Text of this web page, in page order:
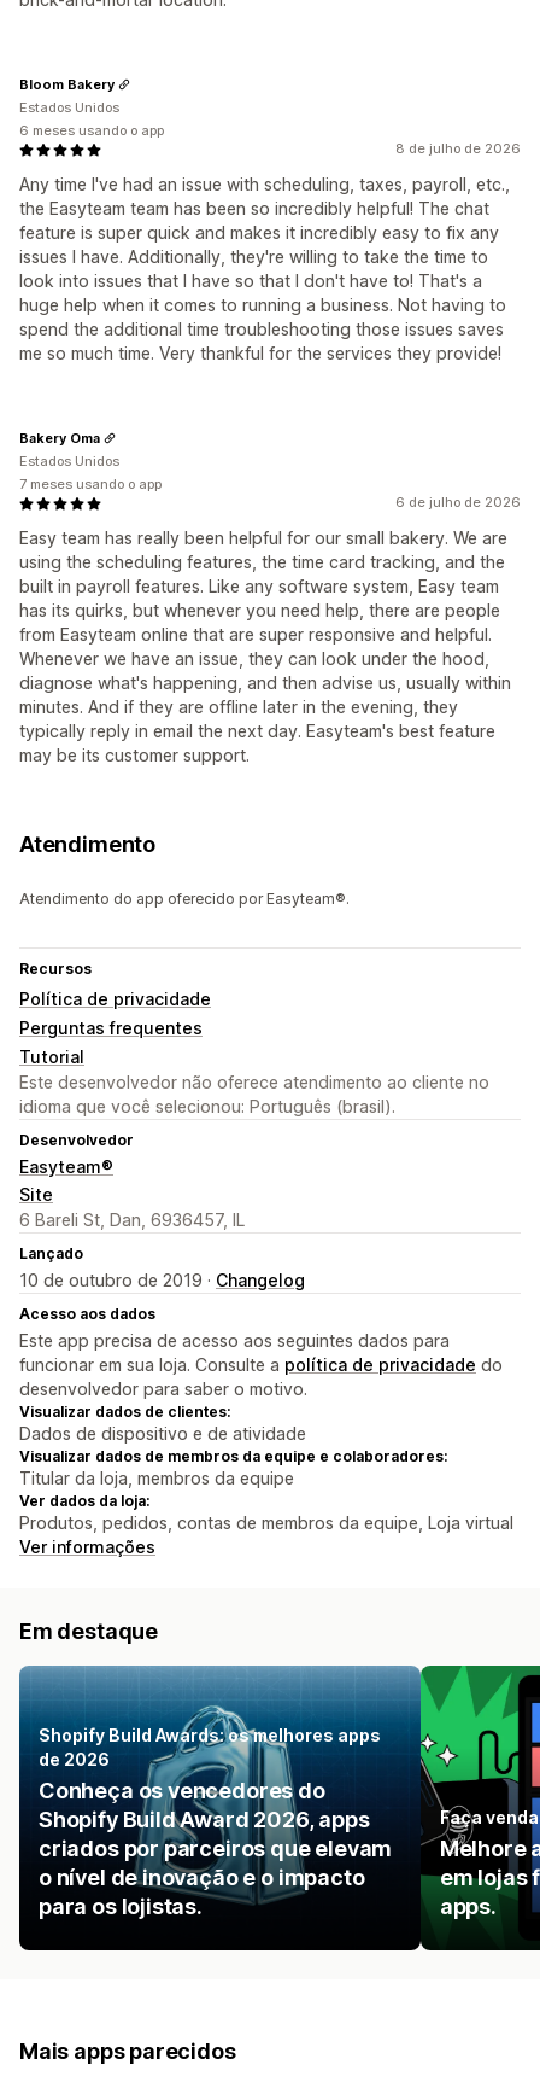
8 de julho de 2026
Any time I've had an issue with scheduling, taxes, payroll, etc.,
the Easyteam team has been so incredibly helpful! The chat
feature is super quick and makes it incredibly easy to fix any
issues I have. Additionally, they're willing to take the time to
look into issues that I have so that I don't have to! That's a
huge help when it comes to running a business. Not having to
spend the additional time troubleshooting those issues saves
me so much time. Very thankful for the services they provide!
Bloom Bakery
Estados Unidos
6 meses usando o app
6 de julho de 2026
Easy team has really been helpful for our small bakery. We are
using the scheduling features, the time card tracking, and the
built in payroll features. Like any software system, Easy team
has its quirks, but whenever you need help, there are people
from Easyteam online that are super responsive and helpful.
Whenever we have an issue, they can look under the hood,
diagnose what's happening, and then advise us, usually within
minutes. And if they are offline later in the evening, they
typically reply in email the next day. Easyteam's best feature
may be its customer support.
Bakery Oma
Estados Unidos
7 meses usando o app
Atendimento
Atendimento do app oferecido por Easyteam®.
Recursos
Política de privacidade
Perguntas frequentes
Tutorial
Este desenvolvedor não oferece atendimento ao cliente no
idioma que você selecionou: Português (brasil).
Desenvolvedor
Easyteam®
Site
6 Bareli St, Dan, 6936457, IL
Lançado
10 de outubro de 2019 · Changelog
Acesso aos dados
Este app precisa de acesso aos seguintes dados para
funcionar em sua loja. Consulte a política de privacidade do
desenvolvedor para saber o motivo.
Visualizar dados de clientes:
Dados de dispositivo e de atividade
Visualizar dados de membros da equipe e colaboradores:
Titular da loja, membros da equipe
Ver dados da loja:
Produtos, pedidos, contas de membros da equipe, Loja virtual
Ver informações
Em destaque
Shopify Build Awards: os melhores apps
de 2026
Conheça os vencedores do
Shopify Build Award 2026, apps
criados por parceiros que elevam
o nível de inovação e o impacto
para os lojistas.
Faça
Melhore
em lojas
apps.
Mais apps parecidos